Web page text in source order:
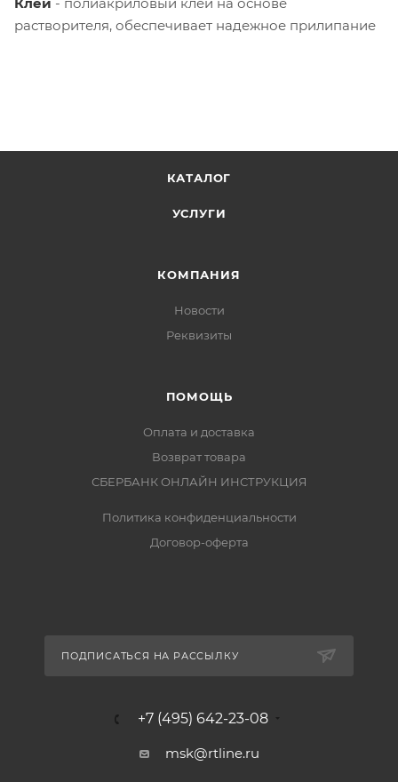
растворителя, обеспечивает надежное прилипание
КАТАЛОГ
УСЛУГИ
КОМПАНИЯ
Новости
Реквизиты
ПОМОЩЬ
Оплата и доставка
Возврат товара
СБЕРБАНК ОНЛАЙН ИНСТРУКЦИЯ
Политика конфиденциальности
Договор-оферта
ПОДПИСАТЬСЯ НА РАССЫЛКУ
+7 (495) 642-23-08
msk@rtline.ru